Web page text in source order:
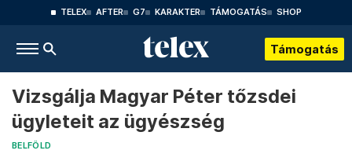
TELEX AFTER G7 KARAKTER TÁMOGATÁS SHOP
Támogatás
Vizsgálja Magyar Péter tőzsdei
ügyleteit az ügyészség
BELFÖLD